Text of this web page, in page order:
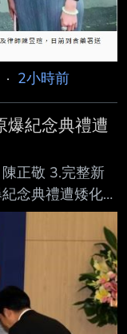
· 2小時前
爆紀念典禮遭
正敬 3.完整新
紀念典禮遭矮化
4.完整新聞內文:
和平紀念典禮，
座位安排 在使節
與地位。駐日代
岡 分處處長參
各項中央或地方